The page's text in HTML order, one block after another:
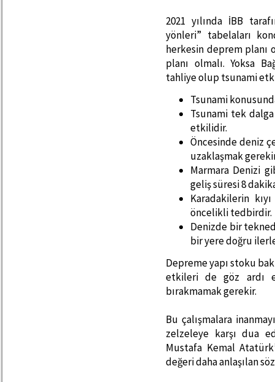
2021 yılında İBB
yönleri” tabelaları
herkesin deprem planı
planı olmalı. Yoksa
tahliye olup tsunami
Tsunami
Tsunami tek
etkilidir.
Öncesinde deniz
uzaklaşmak
Marmara Denizi
geliş süresi 8
Karadakilerin
öncelikli tedbirdir.
Denizde bir
bir yere doğru
Depreme yapı stoku
etkileri de göz ardı
bırakmamak gerekir.
Bu çalışmalara
zelzeleye karşı dua
Mustafa Kemal
değeri daha anlaşılan